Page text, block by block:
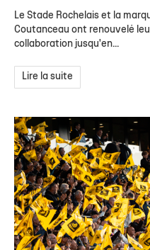
Le Stade Rochelais et la
Coutanceau ont renouvelé
collaboration jusqu'en...
Lire la suite